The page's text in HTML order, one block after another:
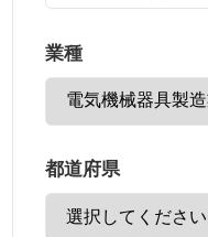
業種
都道府県